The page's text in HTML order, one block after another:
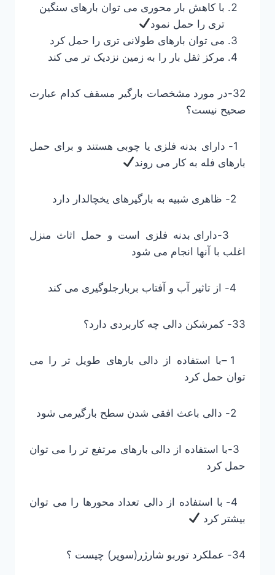
با کاهش بار محوری می توان بارهای سنگین
تری را حمل نمود
می توان بارهای طولانی تری را حمل کرد
مرکز ثقل بار را به زمین نزدیک تر می کند
32-در مورد مشخصات بارگیر مسقف کدام عبارت
صحیح نیست؟
1- دارای بدنه فلزی یا چوبی هستند و برای حمل
بارهای فله به کار می روند
3-دارای بدنه فلزی است و حمل اثاث منزل
اغلب با آنها انجام می شود
33- کمرشکن دالی چه کاربردی دارد؟
1 –با استفاده از دالی بارهای طویل تر را می
توان حمل کرد
3-با استفاده از دالی بارهای مرتفع تر را می توان
حمل کرد
4- با استفاده از دالی تعداد محورها را می توان
بیشتر کرد
34- عملکرد توربو شارژر(سوپر) چیست ؟